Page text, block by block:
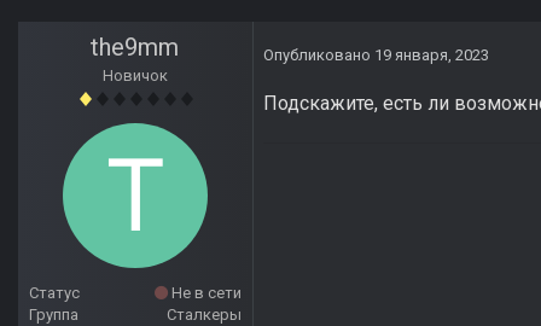
the9mm
Новичок
Статус
Не в сети
Группа
Сталкеры
Опубликовано 19 января, 2023
Подскажите, есть ли